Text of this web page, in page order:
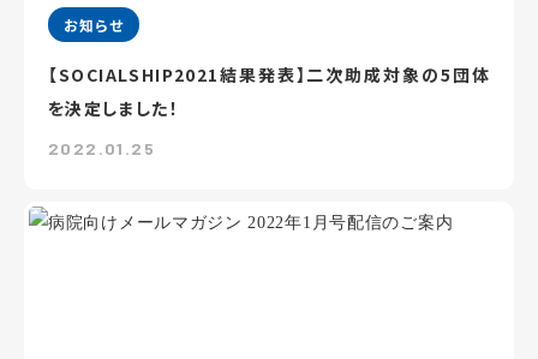
お知らせ
【SOCIALSHIP2021結果発表】二次助成対象の5団体
を決定しました！
2022.01.25